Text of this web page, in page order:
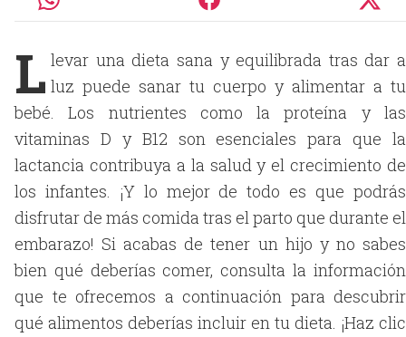
L levar una dieta sana y equilibrada tras dar a
luz puede sanar tu cuerpo y alimentar a tu
bebé. Los nutrientes como la proteína y las
vitaminas D y B12 son esenciales para que la
lactancia contribuya a la salud y el crecimiento de
los infantes. ¡Y lo mejor de todo es que podrás
disfrutar de más comida tras el parto que durante el
embarazo! Si acabas de tener un hijo y no sabes
bien qué deberías comer, consulta la información
que te ofrecemos a continuación para descubrir
qué alimentos deberías incluir en tu dieta. ¡Haz clic